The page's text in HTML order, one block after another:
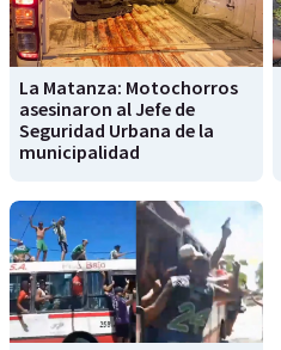
La Matanza: Motochorros
asesinaron al Jefe de
Seguridad Urbana de la
municipalidad